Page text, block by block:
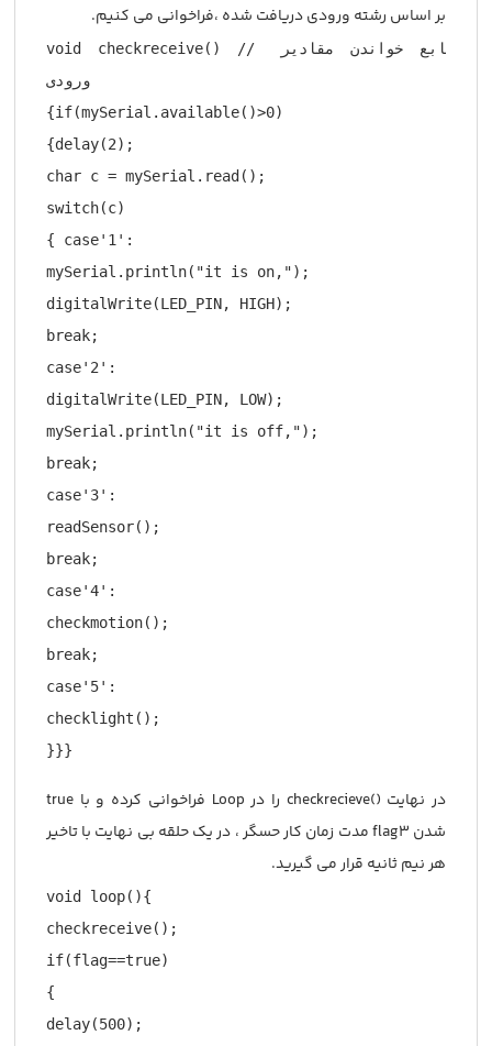
بر اساس رشته ورودی دریافت شده ،فراخوانی می کنیم.
void checkreceive() // تابع خواندن مقادیر
ورودی
{if(mySerial.available()>0)
{delay(2);
char c = mySerial.read();
switch(c)
{ case'1':
mySerial.println("it is on,");
digitalWrite(LED_PIN, HIGH);
break;
case'2':
digitalWrite(LED_PIN, LOW);
mySerial.println("it is off,");
break;
case'3':
readSensor();
break;
case'4':
checkmotion();
break;
case'5':
checklight();
}}}
در نهایت ()checkrecieve را در Loop فراخوانی کرده و با true
شدن flag3 مدت زمان کار حسگر ، در یک حلقه بی نهایت با تاخیر
هر نیم ثانیه قرار می گیرید.
void loop(){
checkreceive();
if(flag==true)
{
delay(500);